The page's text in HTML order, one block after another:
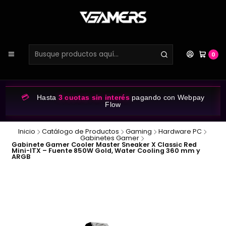
0
💳 Hasta 3 cuotas sin interéspagando con Webpay
Flow
Inicio Catálogo de Productos Gaming Hardware PC
Gabinetes Gamer
Gabinete Gamer Cooler Master Sneaker X Classic Red
Mini-ITX – Fuente 850W Gold, Water Cooling 360 mm y
ARGB